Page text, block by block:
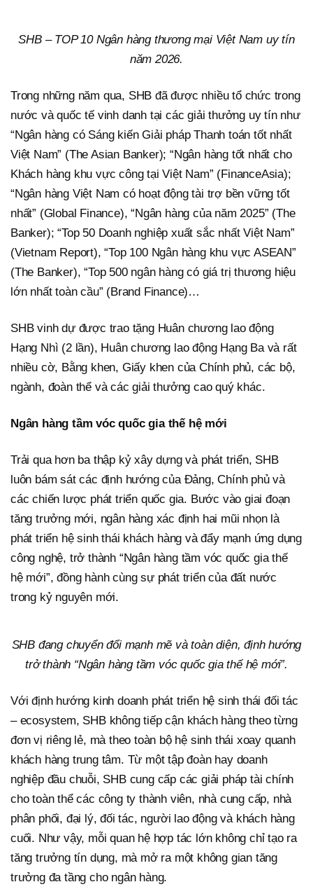
SHB – TOP 10 Ngân hàng thương mại Việt Nam uy tín
năm 2026.
Trong những năm qua, SHB đã được nhiều tổ chức trong
nước và quốc tế vinh danh tại các giải thưởng uy tín như
“Ngân hàng có Sáng kiến Giải pháp Thanh toán tốt nhất
Việt Nam” (The Asian Banker); “Ngân hàng tốt nhất cho
Khách hàng khu vực công tại Việt Nam” (FinanceAsia);
“Ngân hàng Việt Nam có hoạt động tài trợ bền vững tốt
nhất” (Global Finance), “Ngân hàng của năm 2025” (The
Banker); “Top 50 Doanh nghiệp xuất sắc nhất Việt Nam”
(Vietnam Report), “Top 100 Ngân hàng khu vực ASEAN”
(The Banker), “Top 500 ngân hàng có giá trị thương hiệu
lớn nhất toàn cầu” (Brand Finance)…
SHB vinh dự được trao tặng Huân chương lao động
Hạng Nhì (2 lần), Huân chương lao động Hạng Ba và rất
nhiều cờ, Bằng khen, Giấy khen của Chính phủ, các bộ,
ngành, đoàn thể và các giải thưởng cao quý khác.
Ngân hàng tầm vóc quốc gia thế hệ mới
Trải qua hơn ba thập kỷ xây dựng và phát triển, SHB
luôn bám sát các định hướng của Đảng, Chính phủ và
các chiến lược phát triển quốc gia. Bước vào giai đoạn
tăng trưởng mới, ngân hàng xác định hai mũi nhọn là
phát triển hệ sinh thái khách hàng và đẩy mạnh ứng dụng
công nghệ, trở thành “Ngân hàng tầm vóc quốc gia thế
hệ mới”, đồng hành cùng sự phát triển của đất nước
trong kỷ nguyên mới.
SHB đang chuyển đổi mạnh mẽ và toàn diện, định hướng
trở thành “Ngân hàng tầm vóc quốc gia thế hệ mới”.
Với định hướng kinh doanh phát triển hệ sinh thái đối tác
– ecosystem, SHB không tiếp cận khách hàng theo từng
đơn vị riêng lẻ, mà theo toàn bộ hệ sinh thái xoay quanh
khách hàng trung tâm. Từ một tập đoàn hay doanh
nghiệp đầu chuỗi, SHB cung cấp các giải pháp tài chính
cho toàn thể các công ty thành viên, nhà cung cấp, nhà
phân phối, đại lý, đối tác, người lao động và khách hàng
cuối. Như vậy, mỗi quan hệ hợp tác lớn không chỉ tạo ra
tăng trưởng tín dụng, mà mở ra một không gian tăng
trưởng đa tầng cho ngân hàng.